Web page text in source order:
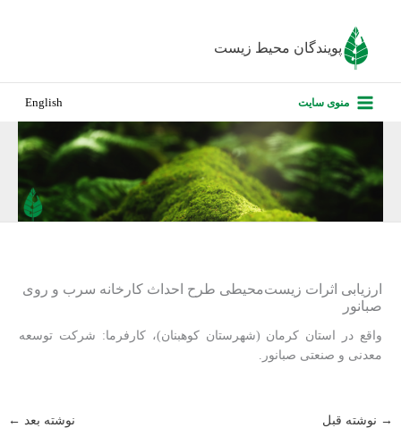
پویندگان محیط زیست
منوی سایت English
ارزیابی اثرات زیست‌محیطی طرح احداث کارخانه سرب و روی
صبانور
واقع در استان کرمان (شهرستان کوهبنان)، کارفرما: شرکت توسعه
معدنی و صنعتی صبانور.
→ نوشته قبل نوشته بعد ←
درباره ما
پروژه‌های
تماس با ما